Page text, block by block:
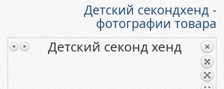
Детский секондхенд -
фотографии товара
Детский секонд хенд